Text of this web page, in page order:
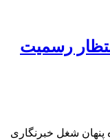
رسمیت
پنهان شغل خبرنگاری